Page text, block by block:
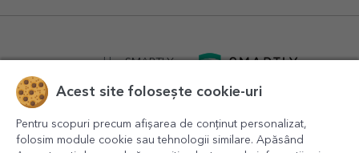
powered bySMARTLY.ro
Acest site folosește cookie-uri
Pentru scopuri precum afișarea de conținut personalizat,
folosim module cookie sau tehnologii similare. Apăsând